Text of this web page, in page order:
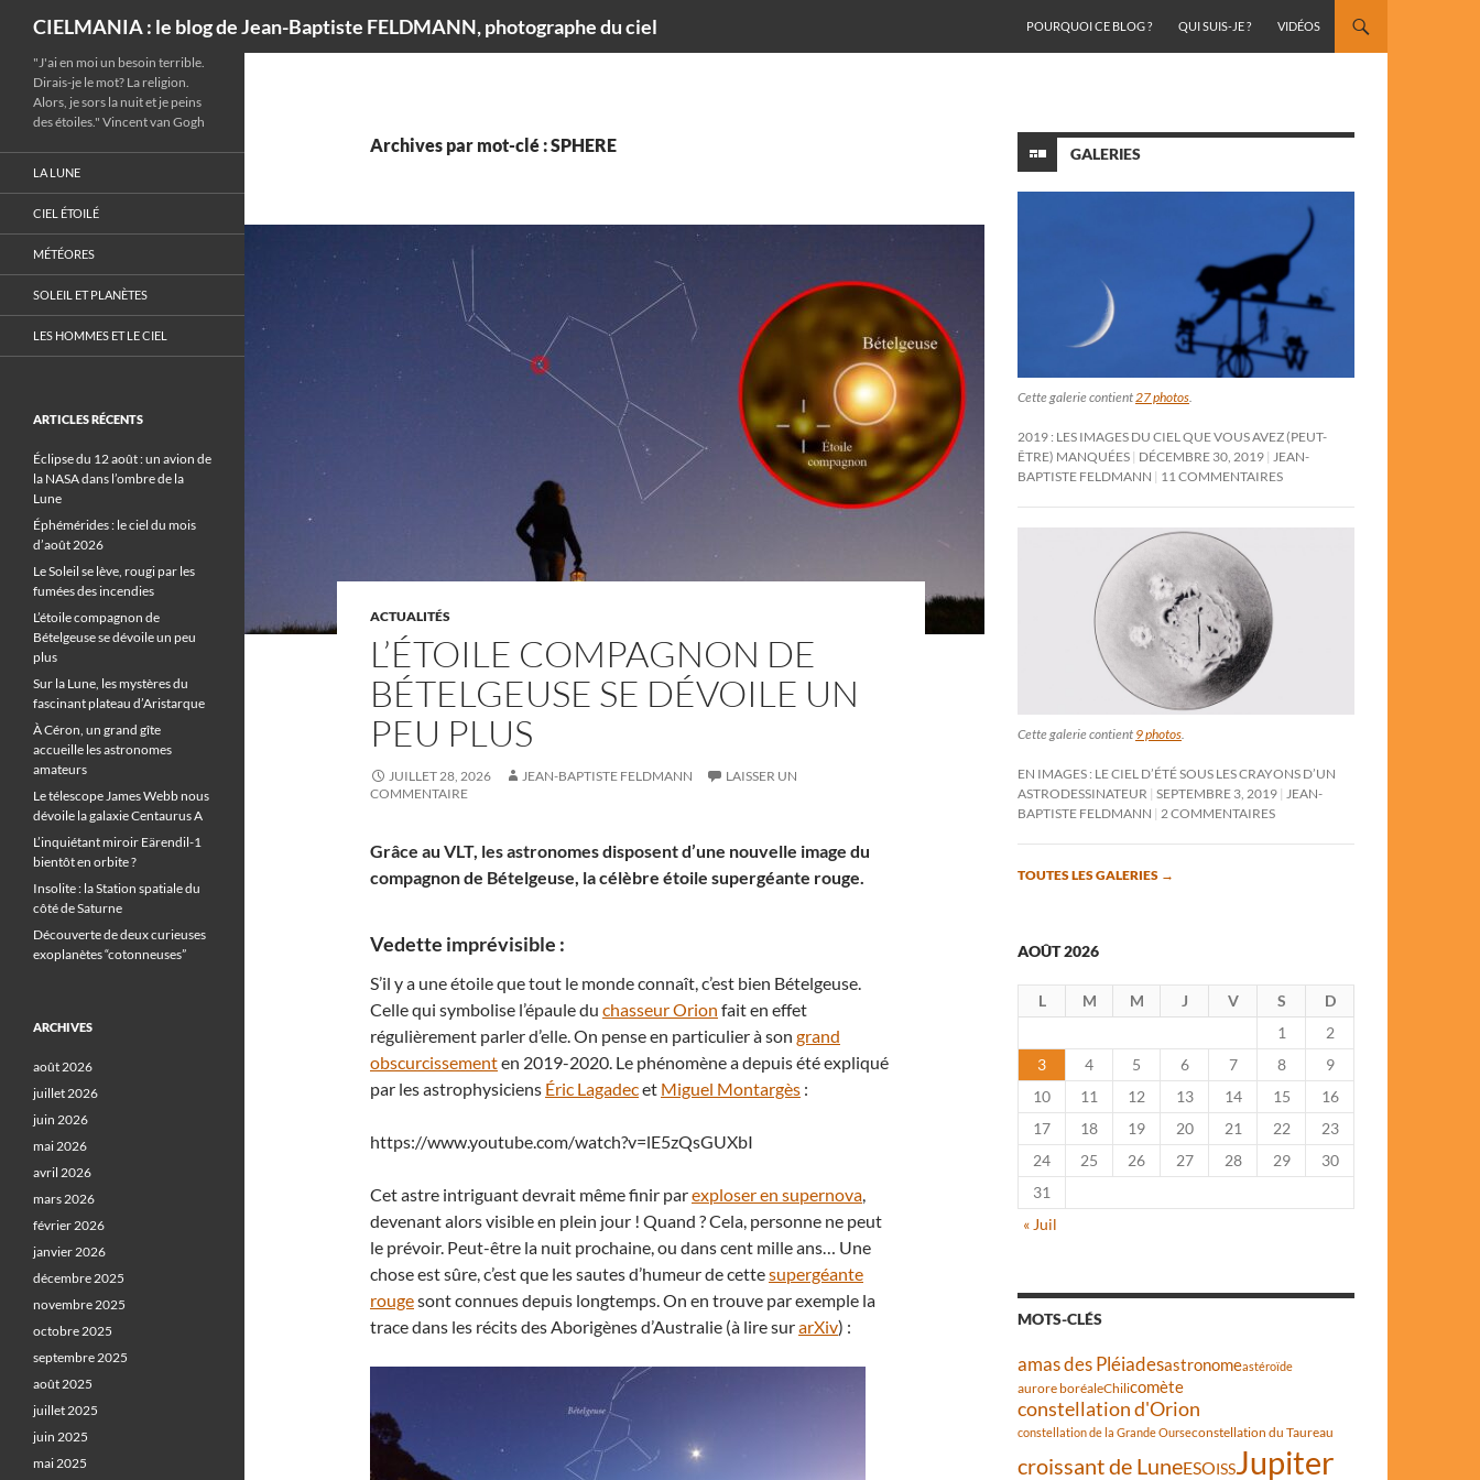
CIELMANIA : le blog de Jean-Baptiste FELDMANN, photographe du ciel
POURQUOI CE BLOG ?
QUI SUIS-JE ? VIDÉOS
Archives par mot-clé : SPHERE
ACTUALITÉS
L’ÉTOILE COMPAGNON DE
BÉTELGEUSE SE DÉVOILE UN
PEU PLUS
JUILLET 28, 2026 JEAN-BAPTISTE FELDMANN
LAISSER UN
COMMENTAIRE
Grâce au VLT, les astronomes disposent d’une nouvelle image du
compagnon de Bételgeuse, la célèbre étoile supergéante rouge.
Vedette imprévisible :
S’il y a une étoile que tout le monde connaît, c’est bien Bételgeuse.
Celle qui symbolise l’épaule du chasseur Orion fait en effet
régulièrement parler d’elle. On pense en particulier à son grand
obscurcissementen 2019-2020. Le phénomène a depuis été expliqué
par les astrophysiciens Éric Lagadecet Miguel Montargès :
https://www.youtube.com/watch?v=lE5zQsGUXbI
Cet astre intriguant devrait même finir parexploser en supernova,
devenant alors visible en plein jour ! Quand ? Cela, personne ne peut
le prévoir. Peut-être la nuit prochaine, ou dans cent mille ans… Une
chose est sûre, c’est que les sautes d’humeur de cettesupergéante
rougesont connues depuis longtemps. On en trouve par exemple la
trace dans les récits des Aborigènes d’Australie (à lire surarXiv) :
GALERIES
Cette galerie contient27 photos.
2019 : LES IMAGES DU CIEL QUE VOUS AVEZ (PEUT-
ÊTRE) MANQUÉES DÉCEMBRE 30, 2019 JEAN-
BAPTISTE FELDMANN
11 COMMENTAIRES
Cette galerie contient 9 photos
EN IMAGES : LE CIEL D’ÉTÉ SOUS LES CRAYONS D’UN
ASTRODESSINATEUR SEPTEMBRE 3, 2019
JEAN-
BAPTISTE FELDMANN
2 COMMENTAIRES
TOUTES LES GALERIES →
AOÛT 2026
L M M J V S
D
1
2
3
4 5 6 7 8
9
10
11 12 13 14 15
16
17
18 19 20 21 22
23
24
25 26 27 28 29
30
31
« Juil
MOTS-CLÉS
amas des Pléiadesastronomeastéroïde
aurore boréaleChilicomète
constellation d'Orion
constellation de la Grande Ourseconstellation du Taureau
croissant de LuneESOISSJupiter
"J'ai en moi un besoin terrible.
Dirais-je le mot? La religion.
Alors, je sors la nuit et je peins
des étoiles." Vincent van Gogh
LA LUNE
CIEL ÉTOILÉ
MÉTÉORES
SOLEIL ET PLANÈTES
LES HOMMES ET LE CIEL
ARTICLES RÉCENTS
Éclipse du 12 août : un avion de
la NASA dans l’ombre de la
Lune
Éphémérides : le ciel du mois
d’août 2026
Le Soleil se lève, rougi par les
fumées des incendies
L’étoile compagnon de
Bételgeuse se dévoile un peu
plus
Sur la Lune, les mystères du
fascinant plateau d’Aristarque
À Céron, un grand gîte
accueille les astronomes
amateurs
Le télescope James Webb nous
dévoile la galaxie Centaurus A
L’inquiétant miroir Eärendil-1
bientôt en orbite ?
Insolite : la Station spatiale du
côté de Saturne
Découverte de deux curieuses
exoplanètes “cotonneuses”
ARCHIVES
août 2026
juillet 2026
juin 2026
mai 2026
avril 2026
mars 2026
février 2026
janvier 2026
décembre 2025
novembre 2025
octobre 2025
septembre 2025
août 2025
juillet 2025
juin 2025
mai 2025